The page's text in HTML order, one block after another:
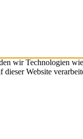
wir Technologien
Website